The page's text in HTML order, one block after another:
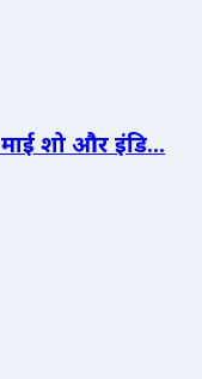
शो और इंडि...